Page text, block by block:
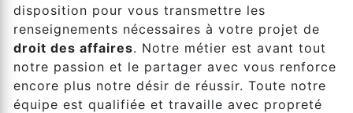
disposition pour vous transmettre les
renseignements nécessaires à votre projet de
droit des affaires. Notre métier est avant tout
notre passion et le partager avec vous renforce
encore plus notre désir de réussir. Toute notre
équipe est qualifiée et travaille avec propreté